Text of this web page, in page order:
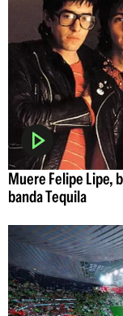
Muere Felipe Lipe,
banda Tequila